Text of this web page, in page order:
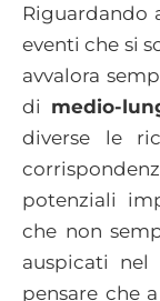
Riguardando
eventi che si
avvalora
di medio-
diverse le
potenziali
che non
auspicati
pensare che